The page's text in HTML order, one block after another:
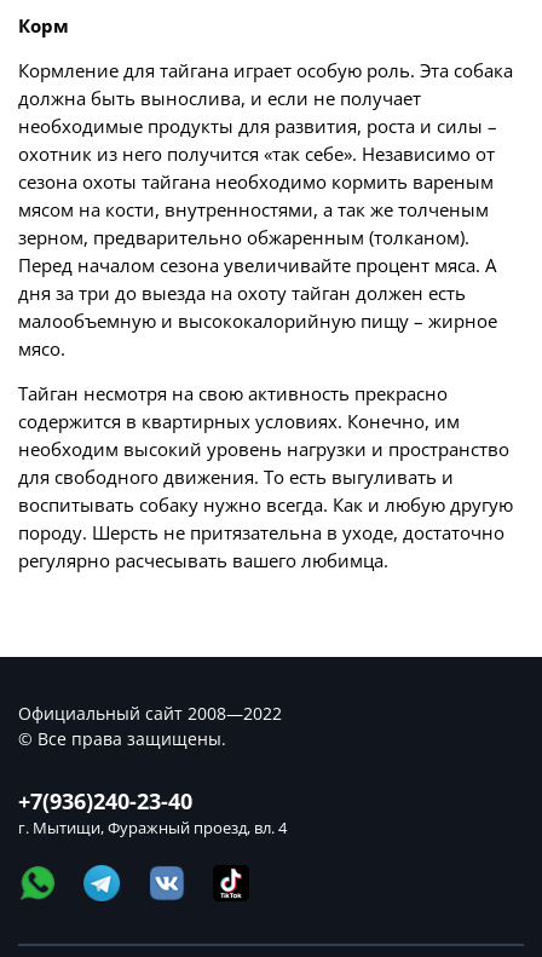
Корм
Кормление для тайгана играет особую роль. Эта собака
должна быть вынослива, и если не получает
необходимые продукты для развития, роста и силы –
охотник из него получится «так себе». Независимо от
сезона охоты тайгана необходимо кормить вареным
мясом на кости, внутренностями, а так же толченым
зерном, предварительно обжаренным (толканом).
Перед началом сезона увеличивайте процент мяса. А
дня за три до выезда на охоту тайган должен есть
малообъемную и высококалорийную пищу – жирное
мясо.
Тайган несмотря на свою активность прекрасно
содержится в квартирных условиях. Конечно, им
необходим высокий уровень нагрузки и пространство
для свободного движения. То есть выгуливать и
воспитывать собаку нужно всегда. Как и любую другую
породу. Шерсть не притязательна в уходе, достаточно
регулярно расчесывать вашего любимца.
+7(936)240-23-40
г. Мытищи, Фуражный проезд, вл. 4
Официальный сайт 2008—2022
© Все права защищены.